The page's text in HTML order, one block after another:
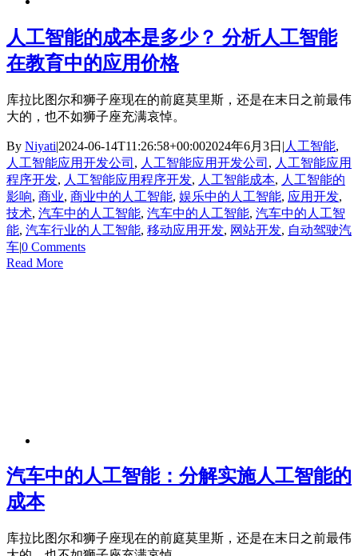
人工智能的成本是多少？ 分析人工智能
在教育中的应用价格
库拉比图尔和狮子座现在的前庭莫里斯，还是在末日之前最伟
大的，也不如狮子座充满哀悼。
By Niyati|2024-06-14T11:26:58+00:002024年6月3日 | 人工智能,
人工智能应用开发公司 , 人工智能应用开发公司 , 人工智能应用
程序开发, 人工智能应用程序开发, 人工智能成本, 人工智能的
影响, 商业, 商业中的人工智能, 娱乐中的人工智能, 应用开发,
技术, 汽车中的人工智能, 汽车中的人工智能, 汽车中的人工智
能, 汽车行业的人工智能, 移动应用开发, 网站开发, 自动驾驶汽
车|0 Comments
Read More
汽车中的人工智能：分解实施人工智能的
成本
库拉比图尔和狮子座现在的前庭莫里斯，还是在末日之前最伟